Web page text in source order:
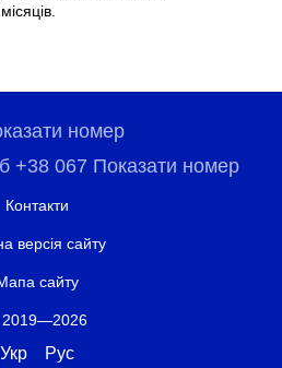
номер
+38 067 Показати номер
Контакти
версія сайту
сайту
Укр Рус